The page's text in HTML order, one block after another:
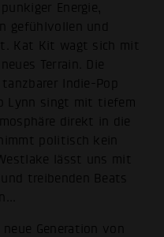
Energie,
gefühlvollen und
Kat Kit wagt sich mit
Terrain. Die
Indie-Pop
Lynn singt mit tiefem
direkt in die
politisch kein
lässt uns mit
treibenden Beats
Generation von